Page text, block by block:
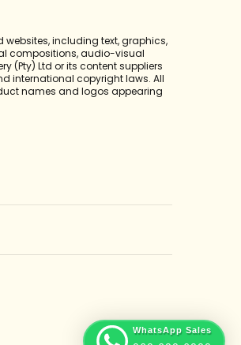
including text, graphics,
compositions, audio-visual
(Pty) Ltd or its content suppliers
international copyright laws. All
names and logos appearing
WhatsApp Sales